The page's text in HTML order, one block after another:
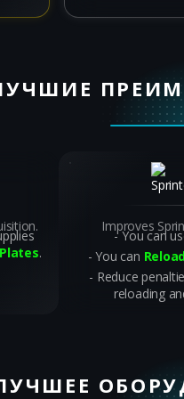
Plates.
Improves
You can
You can
Reduce
reloading